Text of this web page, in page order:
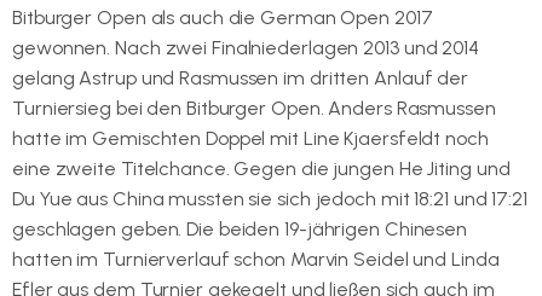
Bitburger Open als auch die German Open 2017
gewonnen. Nach zwei Finalniederlagen 2013 und 2014
gelang Astrup und Rasmussen im dritten Anlauf der
Turniersieg bei den Bitburger Open. Anders Rasmussen
hatte im Gemischten Doppel mit Line Kjaersfeldt noch
eine zweite Titelchance. Gegen die jungen He Jiting und
Du Yue aus China mussten sie sich jedoch mit 18:21 und 17:21
geschlagen geben. Die beiden 19-jährigen Chinesen
hatten im Turnierverlauf schon Marvin Seidel und Linda
Efler aus dem Turnier gekegelt und ließen sich auch im